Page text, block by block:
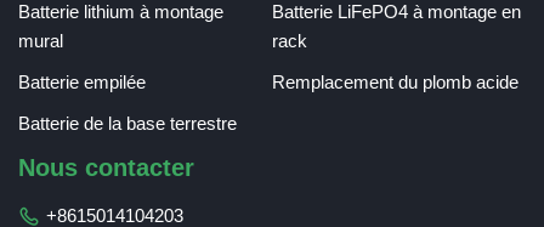
Batterie lithium à montage
mural
Batterie LiFePO4 à montage en
rack
Batterie empilée
Remplacement du plomb acide
Batterie de la base terrestre
Nous contacter
+8615014104203